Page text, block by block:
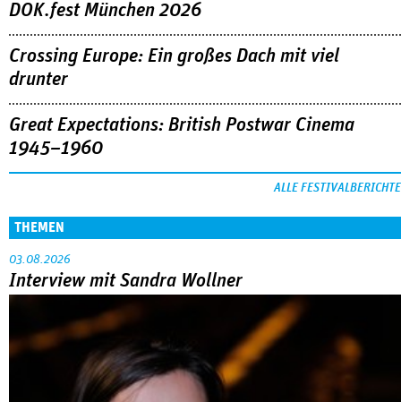
DOK.fest München 2026
Crossing Europe: Ein großes Dach mit viel
drunter
Great Expectations: British Postwar Cinema
1945–1960
ALLE FESTIVALBERICHTE
THEMEN
03.08.2026
Interview mit Sandra Wollner